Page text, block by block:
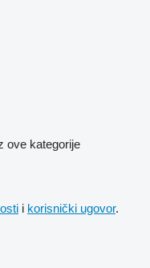
ove kategorije
i korisnički ugovor.